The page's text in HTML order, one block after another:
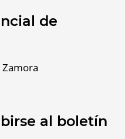
de
Zamora
al boletín